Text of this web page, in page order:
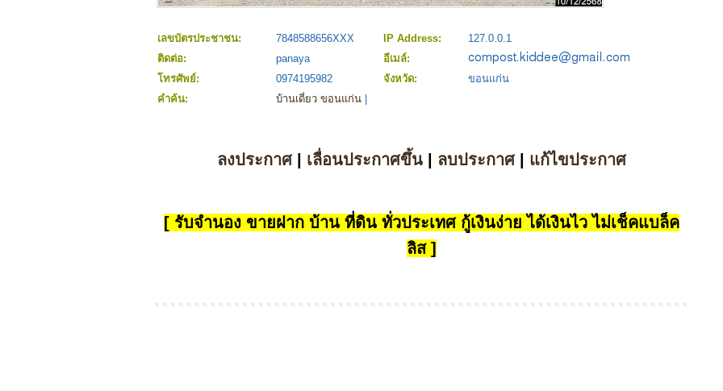
เลขบัตรประชาชน: 7848588656XXX IP Address:
127.0.0.1
ติดต่อ:
panaya
อีเมล์:
โทรศัพย์:
0974195982 จังหวัด:
ขอนแก่น
คำค้น:
บ้านเดี่ยว ขอนแก่น
ลงประกาศ| เลื่อนประกาศขึ้น| ลบประกาศ| แก้ไขประกาศ
[ รับจำนอง ขายฝาก บ้าน ที่ดิน ทั่วประเทศ กู้เงินง่าย ได้เงินไว ไม่เช็คแบล็ค
ลิส ]